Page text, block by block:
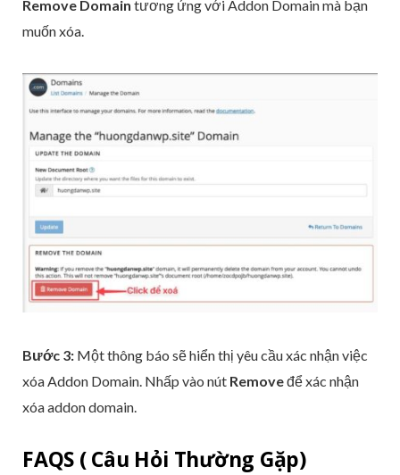
Remove Domain tương ứng với Addon Domain mà bạn
muốn xóa.
Bước 3: Một thông báo sẽ hiển thị yêu cầu xác nhận việc
xóa Addon Domain. Nhấp vào nút Removeđể xác nhận
xóa addon domain.
FAQS ( Câu Hỏi Thường Gặp)